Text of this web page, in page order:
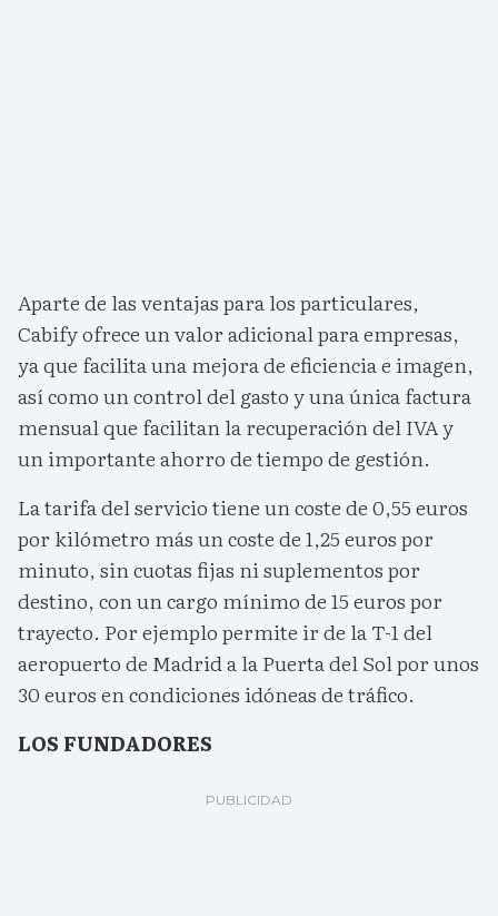
Aparte de las ventajas para los particulares,
Cabify ofrece un valor adicional para empresas,
ya que facilita una mejora de eficiencia e imagen,
así como un control del gasto y una única factura
mensual que facilitan la recuperación del IVA y
un importante ahorro de tiempo de gestión.
La tarifa del servicio tiene un coste de 0,55 euros
por kilómetro más un coste de 1,25 euros por
minuto, sin cuotas fijas ni suplementos por
destino, con un cargo mínimo de 15 euros por
trayecto. Por ejemplo permite ir de la T-1 del
aeropuerto de Madrid a la Puerta del Sol por unos
30 euros en condiciones idóneas de tráfico.
LOS FUNDADORES